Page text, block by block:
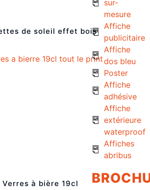
sur-
mesure
Affiche
publicitaire
Affiche
dos bleu
Poster
Affiche
adhésive
Affiche
extérieure
waterproof
Affiches
abribus
de soleil effet bois
Verres à bière 19cl